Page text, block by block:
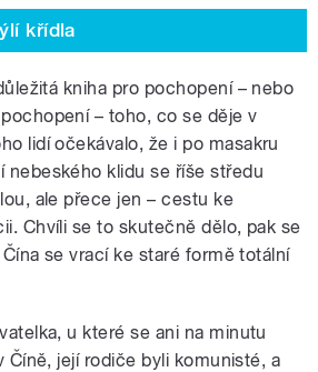
křídla
kniha pro pochopení – nebo
– toho, co se děje v
lidí očekávalo, že i po masakru
nebeského klidu se říše středu
ale přece jen – cestu ke
Chvíli se to skutečně dělo, pak se
se vrací ke staré formě totální
u které se ani na minutu
Číně, její rodiče byli komunisté, a